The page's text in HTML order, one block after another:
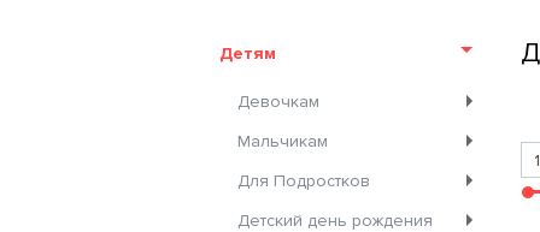
Детям
Девочкам
Мальчикам
Для Подростков
Детский день рождения